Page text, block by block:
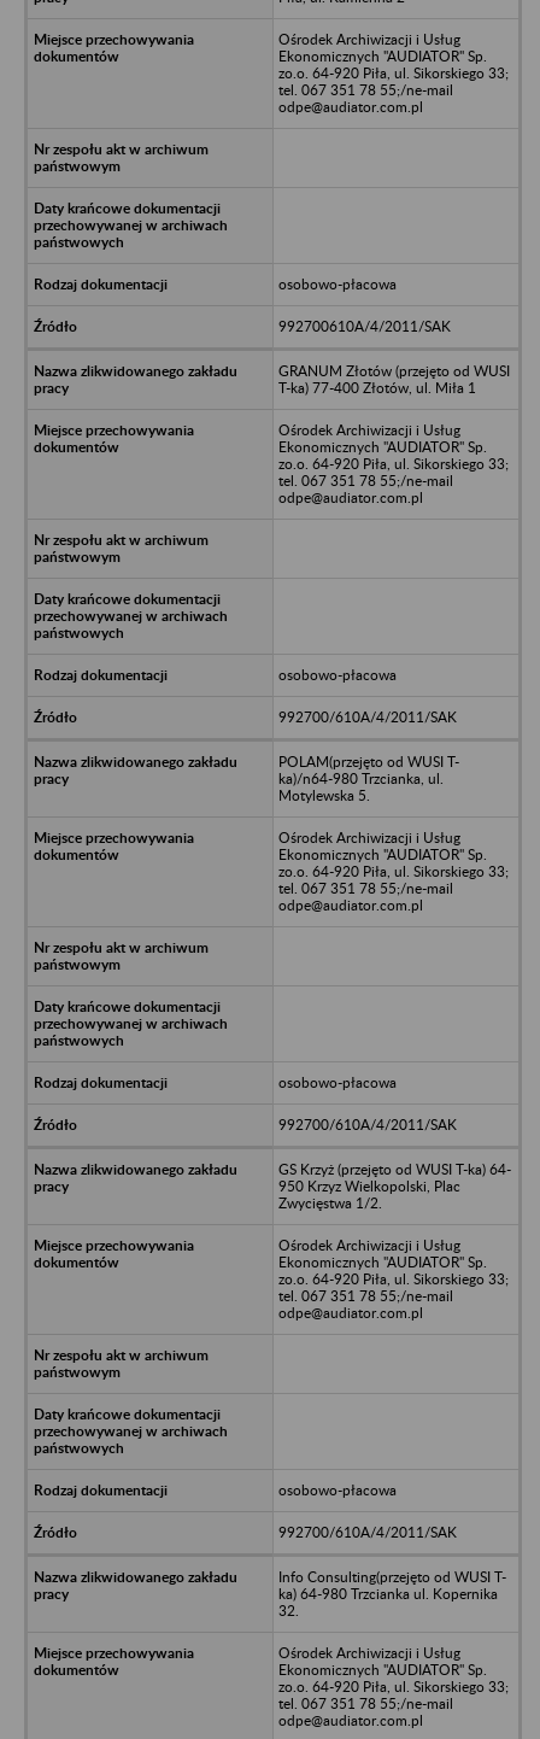
Ośrodek Archiwizacji i Usług
Ekonomicznych "AUDIATOR" Sp.
zo.o. 64-920 Piła, ul. Sikorskiego 33;
tel. 067 351 78 55;/ne-mail
odpe@audiator.com.pl
osobowo-płacowa
992700610A/4/2011/SAK
GRANUM Złotów (przejęto od WUSI
T-ka) 77-400 Złotów, ul. Miła 1
Ośrodek Archiwizacji i Usług
Ekonomicznych "AUDIATOR" Sp.
zo.o. 64-920 Piła, ul. Sikorskiego 33;
tel. 067 351 78 55;/ne-mail
odpe@audiator.com.pl
osobowo-płacowa
992700/610A/4/2011/SAK
POLAM(przejęto od WUSI T-
ka)/n64-980 Trzcianka, ul.
Motylewska 5.
Ośrodek Archiwizacji i Usług
Ekonomicznych "AUDIATOR" Sp.
zo.o. 64-920 Piła, ul. Sikorskiego 33;
tel. 067 351 78 55;/ne-mail
odpe@audiator.com.pl
osobowo-płacowa
992700/610A/4/2011/SAK
GS Krzyż (przejęto od WUSI T-ka) 64-
950 Krzyz Wielkopolski, Plac
Zwycięstwa 1/2.
Ośrodek Archiwizacji i Usług
Ekonomicznych "AUDIATOR" Sp.
zo.o. 64-920 Piła, ul. Sikorskiego 33;
tel. 067 351 78 55;/ne-mail
odpe@audiator.com.pl
osobowo-płacowa
992700/610A/4/2011/SAK
Info Consulting(przejęto od WUSI T-
ka) 64-980 Trzcianka ul. Kopernika
32.
Ośrodek Archiwizacji i Usług
Ekonomicznych "AUDIATOR" Sp.
zo.o. 64-920 Piła, ul. Sikorskiego 33;
tel. 067 351 78 55;/ne-mail
odpe@audiator.com.pl